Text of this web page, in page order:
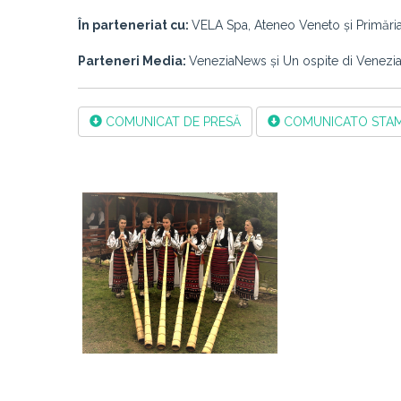
În parteneriat cu: VELA Spa, Ateneo Veneto și
Parteneri Media: VeneziaNews și Un ospite di Venezia
COMUNICAT DE PRESĂ COMUNICATO